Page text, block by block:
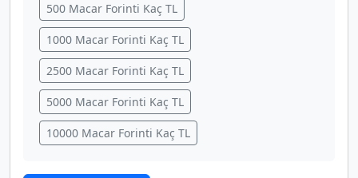
500 Macar Forinti Kaç TL
1000 Macar Forinti Kaç TL
2500 Macar Forinti Kaç TL
5000 Macar Forinti Kaç TL
10000 Macar Forinti Kaç TL